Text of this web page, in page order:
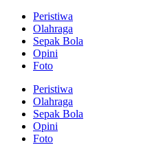
Peristiwa
Olahraga
Sepak Bola
Opini
Foto
Peristiwa
Olahraga
Sepak Bola
Opini
Foto